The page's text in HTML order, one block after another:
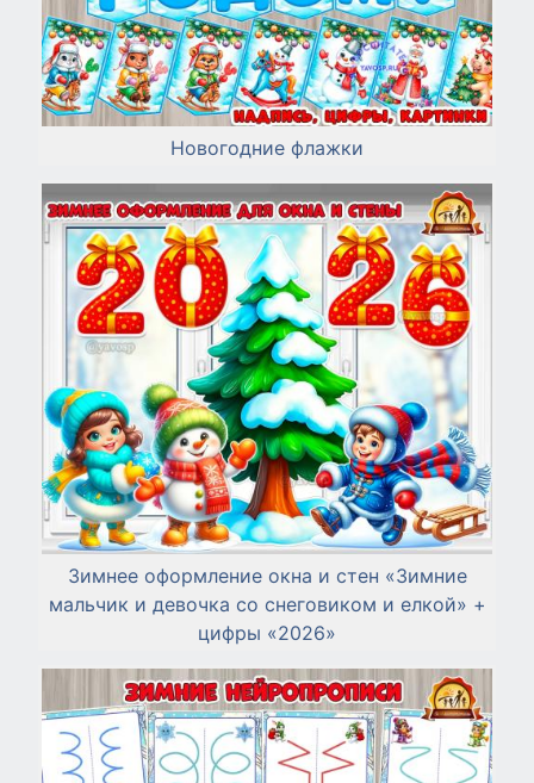
Новогодние флажки
Зимнее оформление окна и стен «Зимние
мальчик и девочка со снеговиком и елкой» +
цифры «2026»